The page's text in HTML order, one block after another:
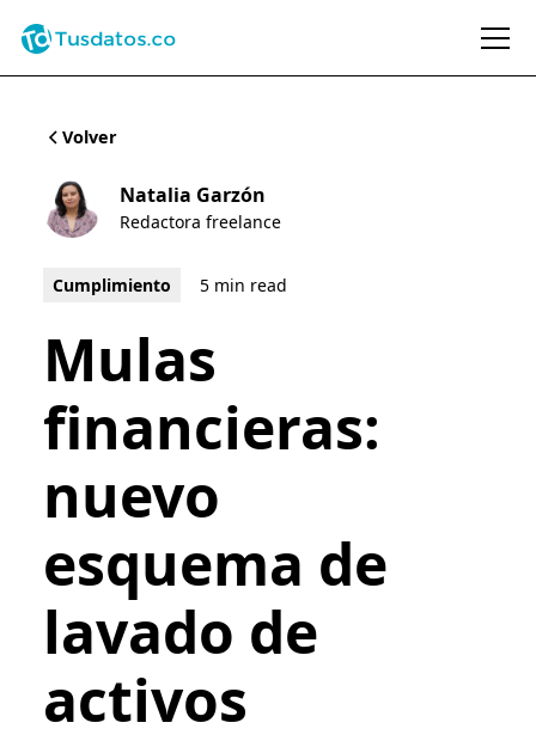
Volver
Natalia Garzón
Redactora freelance
Cumplimiento 5 min read
Mulas
financieras:
nuevo
esquema de
lavado de
activos